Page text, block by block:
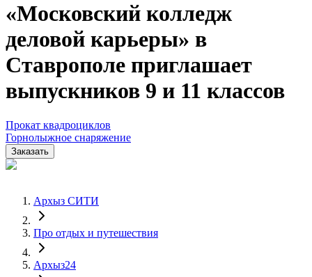
«Московский колледж
деловой карьеры» в
Ставрополе приглашает
выпускников 9 и 11 классов
Прокат квадроциклов
Горнолыжное снаряжение
Заказать
Архыз СИТИ
Про отдых и путешествия
Архыз24